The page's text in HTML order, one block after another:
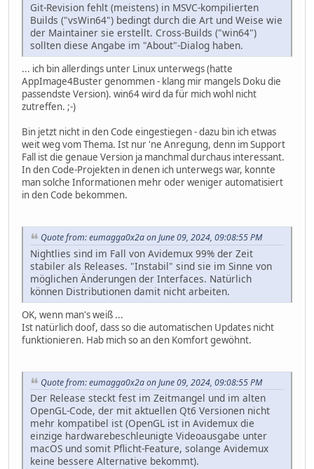
Git-Revision fehlt (meistens) in MSVC-kompilierten
Builds ("vsWin64") bedingt durch die Art und Weise wie
der Maintainer sie erstellt. Cross-Builds ("win64")
sollten diese Angabe im "About"-Dialog haben.
... ich bin allerdings unter Linux unterwegs (hatte
AppImage4Buster genommen - klang mir mangels Doku die
passendste Version). win64 wird da für mich wohl nicht
zutreffen. ;-)
Bin jetzt nicht in den Code eingestiegen - dazu bin ich etwas
weit weg vom Thema. Ist nur 'ne Anregung, denn im Support
Fall ist die genaue Version ja manchmal durchaus interessant.
In den Code-Projekten in denen ich unterwegs war, konnte
man solche Informationen mehr oder weniger automatisiert
in den Code bekommen.
Quote from: eumagga0x2a on June 09, 2024, 09:08:55 PM
Nightlies sind im Fall von Avidemux 99% der Zeit
stabiler als Releases. "Instabil" sind sie im Sinne von
möglichen Änderungen der Interfaces. Natürlich
können Distributionen damit nicht arbeiten.
OK, wenn man's weiß ...
Ist natürlich doof, dass so die automatischen Updates nicht
funktionieren. Hab mich so an den Komfort gewöhnt.
Quote from: eumagga0x2a on June 09, 2024, 09:08:55 PM
Der Release steckt fest im Zeitmangel und im alten
OpenGL-Code, der mit aktuellen Qt6 Versionen nicht
mehr kompatibel ist (OpenGL ist in Avidemux die
einzige hardwarebeschleunigte Videoausgabe unter
macOS und somit Pflicht-Feature, solange Avidemux
keine bessere Alternative bekommt).